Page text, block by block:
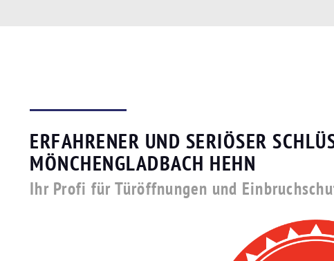
ERFAHRENER UND SERIÖSER
MÖNCHENGLADBACH HEHN
Ihr Profi für Türöffnungen und